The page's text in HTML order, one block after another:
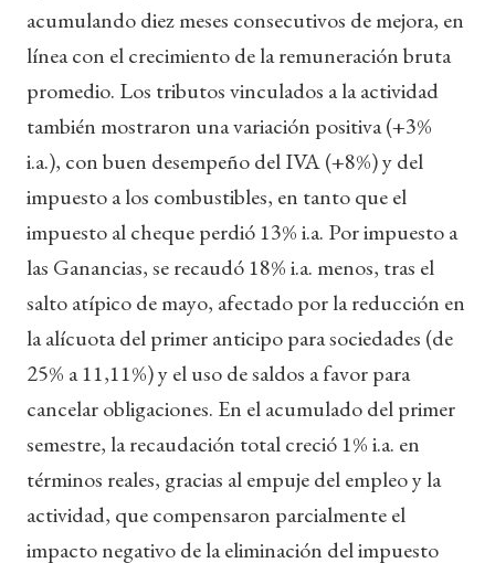
acumulando diez meses consecutivos de mejora, en
línea con el crecimiento de la remuneración bruta
promedio. Los tributos vinculados a la actividad
también mostraron una variación positiva (+3%
i.a.), con buen desempeño del IVA (+8%) y del
impuesto a los combustibles, en tanto que el
impuesto al cheque perdió 13% i.a. Por impuesto a
las Ganancias, se recaudó 18% i.a. menos, tras el
salto atípico de mayo, afectado por la reducción en
la alícuota del primer anticipo para sociedades (de
25% a 11,11%) y el uso de saldos a favor para
cancelar obligaciones. En el acumulado del primer
semestre, la recaudación total creció 1% i.a. en
términos reales, gracias al empuje del empleo y la
actividad, que compensaron parcialmente el
impacto negativo de la eliminación del impuesto